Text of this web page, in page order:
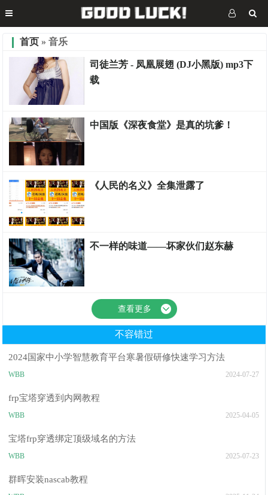
首页 » 音乐
司徒兰芳 - 凤凰展翅 (DJ小黑版) mp3下
载
中国版《深夜食堂》是真的坑爹！
《人民的名义》全集泄露了
不一样的味道——坏家伙们赵东赫
查看更多
不容错过
2024国家中小学智慧教育平台寒暑假研修快速学习方法
WBB 2024-07-27
frp宝塔穿透到内网教程
WBB 2025-04-05
宝塔frp穿透绑定顶级域名的方法
WBB 2025-07-23
群晖安装nascab教程